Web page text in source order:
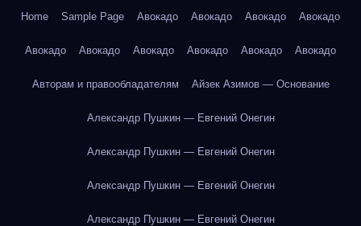
Home Sample Page Авокадо Авокадо Авокадо Авокадо
Авокадо Авокадо Авокадо Авокадо Авокадо Авокадо
Авторам и правообладателям Айзек Азимов — Основание
Александр Пушкин — Евгений Онегин
Александр Пушкин — Евгений Онегин
Александр Пушкин — Евгений Онегин
Александр Пушкин — Евгений Онегин